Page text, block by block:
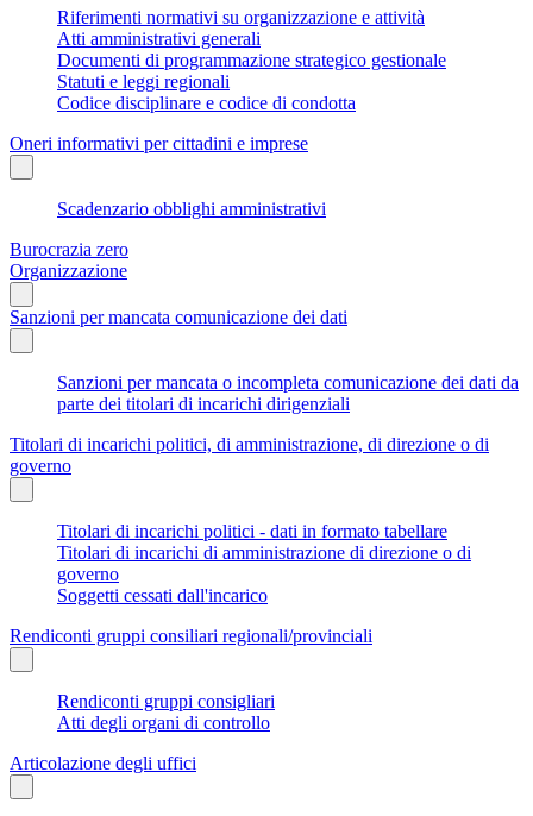
Riferimenti normativi su organizzazione e attività
Atti amministrativi generali
Documenti di programmazione strategico gestionale
Statuti e leggi regionali
Codice disciplinare e codice di condotta
Oneri informativi per cittadini e imprese
Scadenzario obblighi amministrativi
Burocrazia zero
Organizzazione
Sanzioni per mancata comunicazione dei dati
Sanzioni per mancata o incompleta comunicazione dei dati da
parte dei titolari di incarichi dirigenziali
Titolari di incarichi politici, di amministrazione, di direzione o di
governo
Titolari di incarichi politici - dati in formato tabellare
Titolari di incarichi di amministrazione di direzione o di
governo
Soggetti cessati dall'incarico
Rendiconti gruppi consiliari regionali/provinciali
Rendiconti gruppi consigliari
Atti degli organi di controllo
Articolazione degli uffici